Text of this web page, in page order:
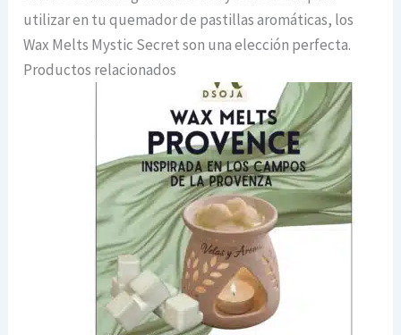
utilizar en tu quemador de pastillas aromáticas, los
Wax Melts Mystic Secret son una elección perfecta.
Productos relacionados